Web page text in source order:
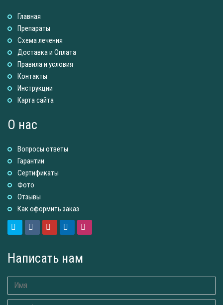
Главная
Препараты
Схема лечения
Доставка и Оплатa
Правила и условия
Контакты
Инструкции
Карта сайта
О нас
Вопросы ответы
Гарантии
Сертификаты
Фото
Отзывы
Как оформить заказ
Написать нам